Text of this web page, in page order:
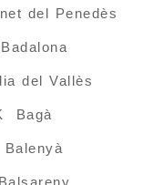
del Penedès
del Vallès
Bagà